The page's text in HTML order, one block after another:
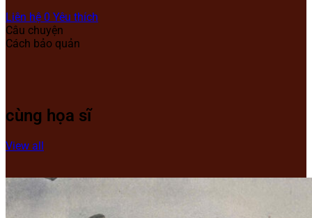
Liên hệ 0 Yêu thích
Câu chuyện
Cách bảo quản
cùng họa sĩ
View all